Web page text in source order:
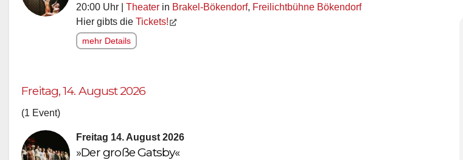
20:00 Uhr | Theater in Brakel-Bökendorf, Freilichtbühne Bökendorf
Hier gibts die Tickets!
mehr Details
Freitag, 14. August 2026
(1 Event)
Freitag 14. August 2026
»Der große Gatsby«